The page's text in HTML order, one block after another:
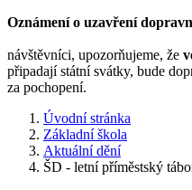
Oznámení o
návštěvníci, upozorňujeme, že
připadají státní svátky, bude
za pochopení.
Úvodní stránka
Základní škola
Aktuální dění
ŠD - letní příměstský